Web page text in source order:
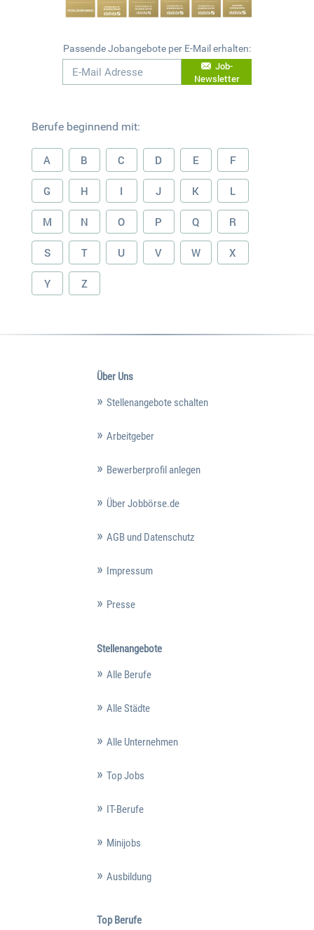
Passende Jobangebote per E-Mail erhalten:
Job-
Newsletter
Berufe beginnend mit:
A B C D E F
G H I J K L
M N O P Q R
S T U V W X
Y Z
Über Uns
Stellenangebote schalten
Arbeitgeber
Bewerberprofil anlegen
Über Jobbörse.de
AGB und Datenschutz
Impressum
Presse
Stellenangebote
Alle Berufe
Alle Städte
Alle Unternehmen
Top Jobs
IT-Berufe
Minijobs
Ausbildung
Top Berufe